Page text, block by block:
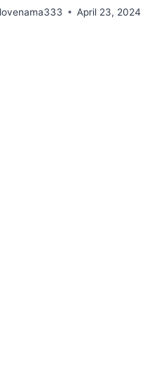
lovenama333 April 23, 2024